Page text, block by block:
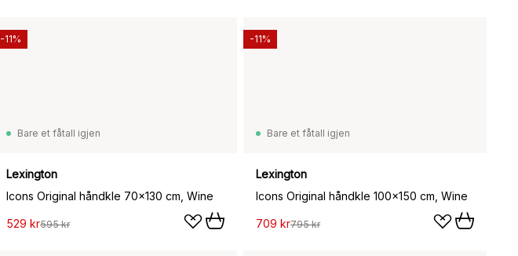
Bare et fåtall igjen
Lexington
Icons Original håndkle 70x130 cm, Wine
529 kr595 kr
-11%
Bare et fåtall igjen
Lexington
Icons Original håndkle 100x150 cm, Wine
709 kr795 kr
-11%